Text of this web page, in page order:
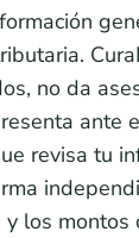
no da
ante
revisa tu
y los montos